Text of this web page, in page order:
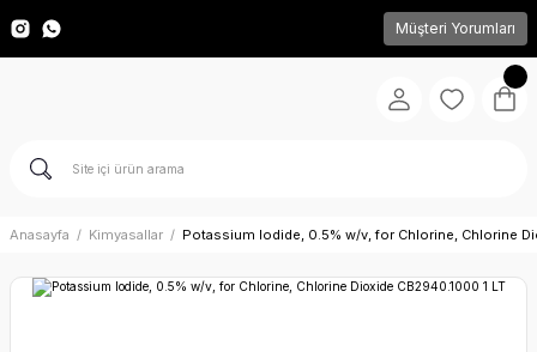
Müşteri Yorumları
Anasayfa Kimyasallar Potassium Iodide, 0.5% w/v, for Chlorine, Chlorine